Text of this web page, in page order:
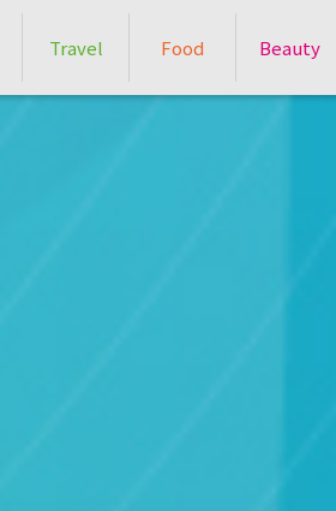
Travel Food Beauty